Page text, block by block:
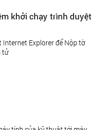
khởi chạy trình duyệt
Explorer để Nộp tờ
tử